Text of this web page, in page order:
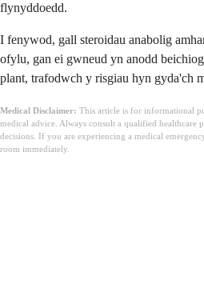
flynyddoedd.
I fenywod, gall steroidau anabolig
ofylu, gan ei gwneud yn anodd
plant, trafodwch y risgiau hyn gyda'ch
Medical Disclaimer: This article is for informational
medical advice. Always consult a qualified healthcare
decisions. If you are experiencing a medical
room immediately.